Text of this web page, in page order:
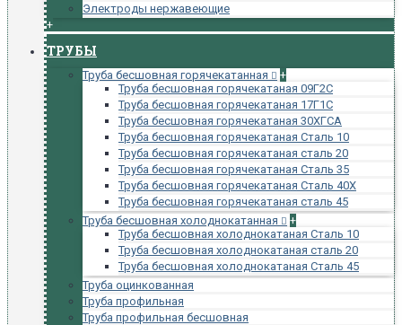
Электроды нержавеющие
+
ТРУБЫ
Труба бесшовная горячекатанная
+
Труба бесшовная горячекатаная 09Г2С
Труба бесшовная горячекатаная 17Г1С
Труба бесшовная горячекатаная 30ХГСА
Труба бесшовная горячекатаная Сталь 10
Труба бесшовная горячекатаная сталь 20
Труба бесшовная горячекатаная Сталь 35
Труба бесшовная горячекатаная Сталь 40Х
Труба бесшовная горячекатаная сталь 45
Труба бесшовная холоднокатанная
+
Труба бесшовная холоднокатаная Сталь 10
Труба бесшовная холоднокатаная сталь 20
Труба бесшовная холоднокатаная Сталь 45
Труба оцинкованная
Труба профильная
Труба профильная бесшовная